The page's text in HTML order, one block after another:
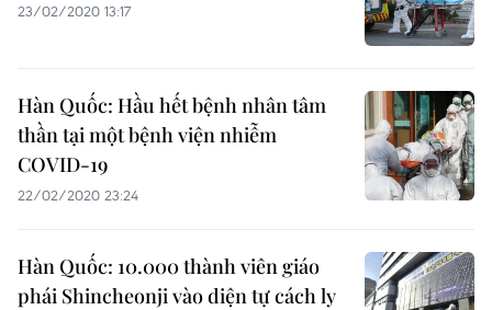
23/02/2020 13:17
Hàn Quốc: Hầu hết bệnh nhân tâm
thần tại một bệnh viện nhiễm
COVID-19
22/02/2020 23:24
Hàn Quốc: 10.000 thành viên giáo
phái Shincheonji vào diện tự cách ly